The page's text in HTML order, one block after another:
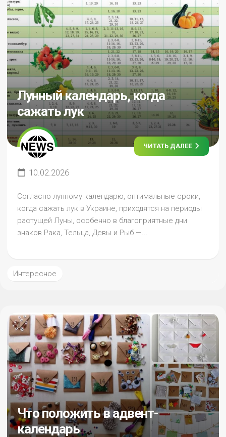
Лунный календарь, когда
сажать лук
ЧИТАТЬ ДАЛЕЕ
10.02.2026
Согласно лунному календарю, оптимальные сроки,
когда сажать лук в Украине, приходятся на периоды
растущей Луны, особенно в благоприятные дни
знаков Рака, Тельца, Девы и Рыб —...
Интересное
Что положить в адвент-
календарь